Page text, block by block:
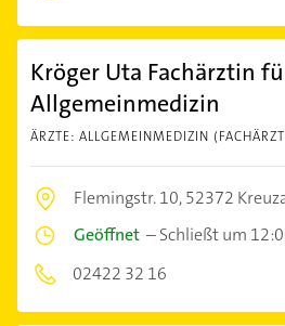
Kröger Uta Fachärztin
Allgemeinmedizin
ÄRZTE: ALLGEMEINMEDIZIN
Flemingstr. 10,52372
Geöffnet –Schließt um
02422 32 16